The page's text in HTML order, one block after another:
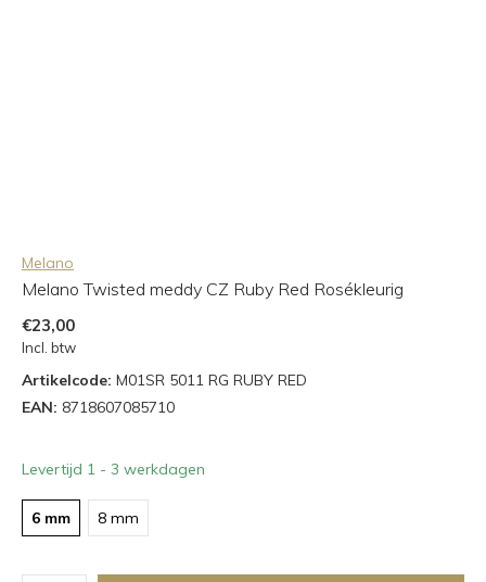
Melano
Melano Twisted meddy CZ Ruby Red Rosékleurig
€23,00
Incl. btw
Artikelcode: M01SR 5011 RG RUBY RED
EAN: 8718607085710
Levertijd 1 - 3 werkdagen
6 mm 8 mm